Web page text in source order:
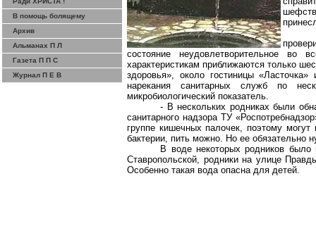
В помощь болящему
Архив
Альманах П Л
Газета П П С
Журнал П Е В
состояние неудовлетворительное во
характеристикам приближаются только
здоровья», около гостиницы
нарекания санитарных служб по
микробиологический показатель.
- В нескольких родниках были
санитарного надзора ТУ «Роспотребнадзор
группе кишечных палочек, поэтому
бактерии, пить можно. Но ее обязательно
В воде некоторых родников
Ставропольской, родники на улице
Особенно такая вода опасна для детей.